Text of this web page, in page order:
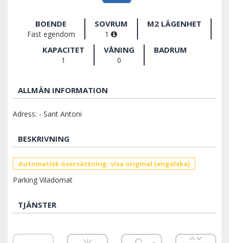
BOENDE
Fast egendom
SOVRUM
1
M2 LÄGENHET
KAPACITET
1
VÅNING
0
BADRUM
ALLMÄN INFORMATION
Adress: - Sant Antoni
BESKRIVNING
Automatisk översättning: visa original (engelska)
Parking Viladomat
TJÄNSTER